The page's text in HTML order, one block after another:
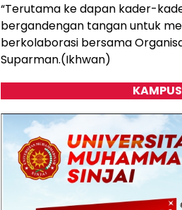
“Terutama ke dapan kader-
bergandengan tangan untuk
berkolaborasi bersama
Suparman.(Ikhwan)